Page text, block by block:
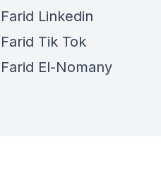
Farid Linkedin
Farid Tik Tok
Farid El-Nomany